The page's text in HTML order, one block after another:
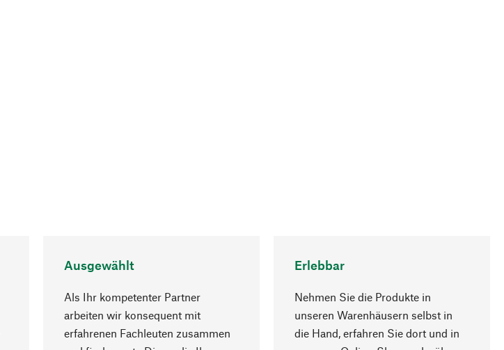
Ausgewählt
Als Ihr kompetenter Partner
arbeiten wir konsequent mit
erfahrenen Fachleuten zusammen
Erlebbar
Nehmen Sie die Produkte in
unseren Warenhäusern selbst in
die Hand, erfahren Sie dort und in